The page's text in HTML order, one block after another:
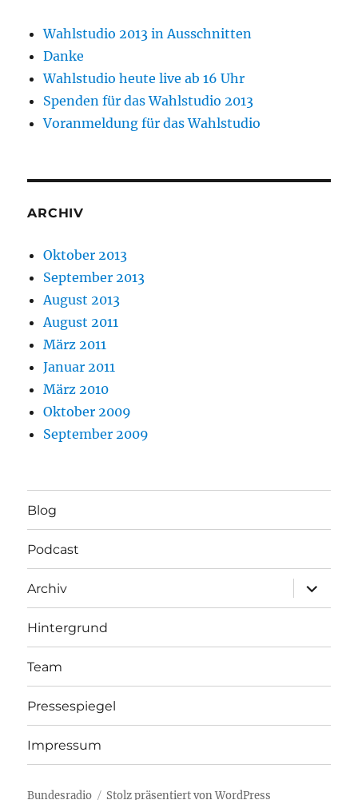
Wahlstudio 2013 in Ausschnitten
Danke
Wahlstudio heute live ab 16 Uhr
Spenden für das Wahlstudio 2013
Voranmeldung für das Wahlstudio
ARCHIV
Oktober 2013
September 2013
August 2013
August 2011
März 2011
Januar 2011
März 2010
Oktober 2009
September 2009
Blog
Podcast
Archiv
öffnen
Hintergrund
Team
Pressespiegel
Impressum
Bundesradio Stolz präsentiert von WordPress